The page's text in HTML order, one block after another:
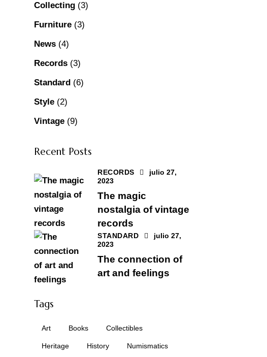
Collecting (3)
Furniture (3)
News (4)
Records (3)
Standard (6)
Style (2)
Vintage (9)
Recent Posts
RECORDS
julio 27,
2023
The magic
nostalgia of vintage
records
STANDARD
julio 27,
2023
The connection of
art and feelings
Tags
Art Books Collectibles
Heritage History Numismatics